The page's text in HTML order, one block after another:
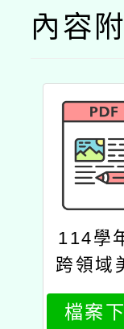
內容
114學
跨領域
計畫策
盟線上
檔案